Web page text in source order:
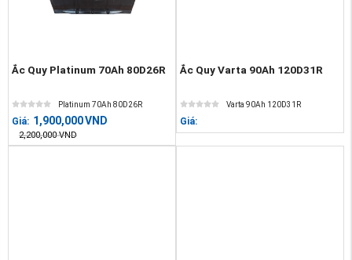
Ắc Quy Platinum 70Ah 80D26R
Platinum 70Ah 80D26R
Giá: 1,900,000VND
2,200,000 VND
Ắc Quy Varta 90Ah 120D31R
Varta 90Ah 120D31R
Giá: